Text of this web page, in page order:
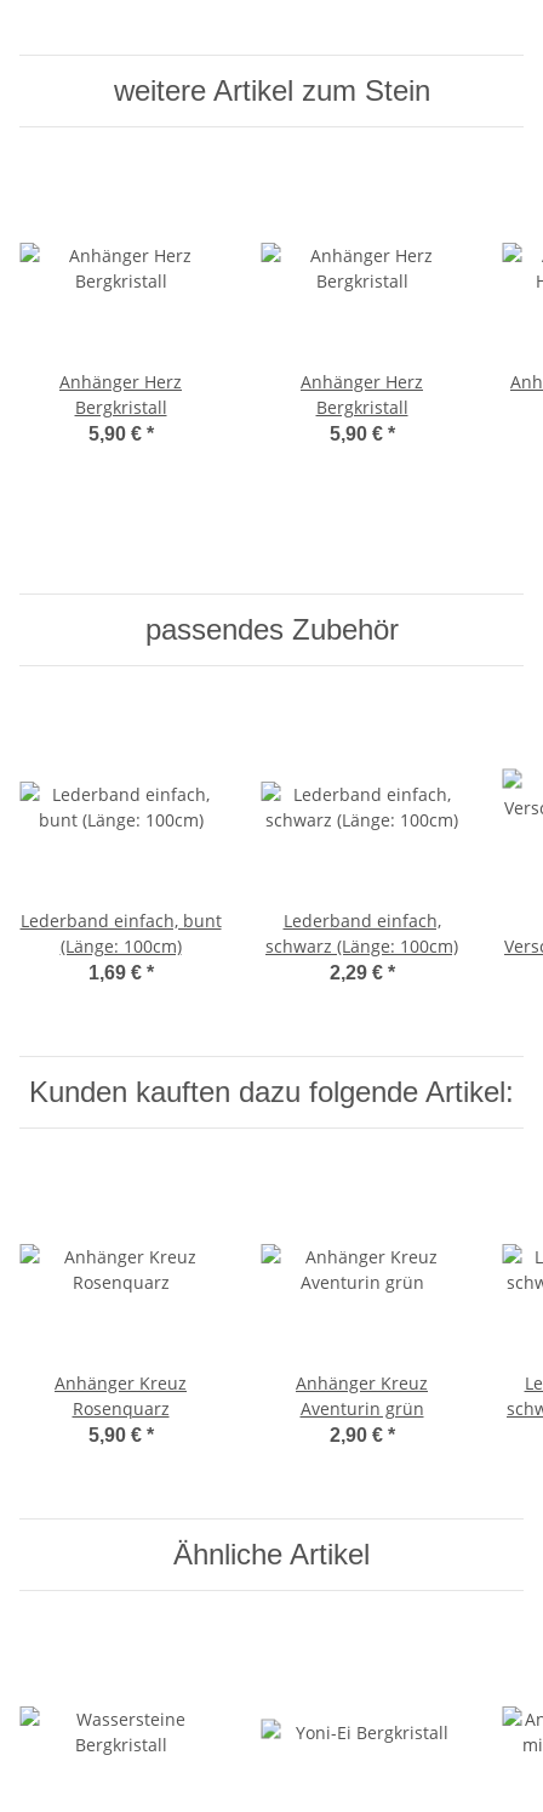
weitere Artikel zum Stein
Anhänger Herz
Bergkristall
5,90 € *
Anhänger Herz
Bergkristall
5,90 € *
passendes Zubehör
Lederband einfach, bunt
(Länge: 100cm)
1,69 € *
Lederband einfach,
schwarz (Länge: 100cm)
2,29 € *
Kunden kauften dazu folgende Artikel:
Anhänger Kreuz
Rosenquarz
5,90 € *
Anhänger Kreuz
Aventurin grün
2,90 € *
Ähnliche Artikel